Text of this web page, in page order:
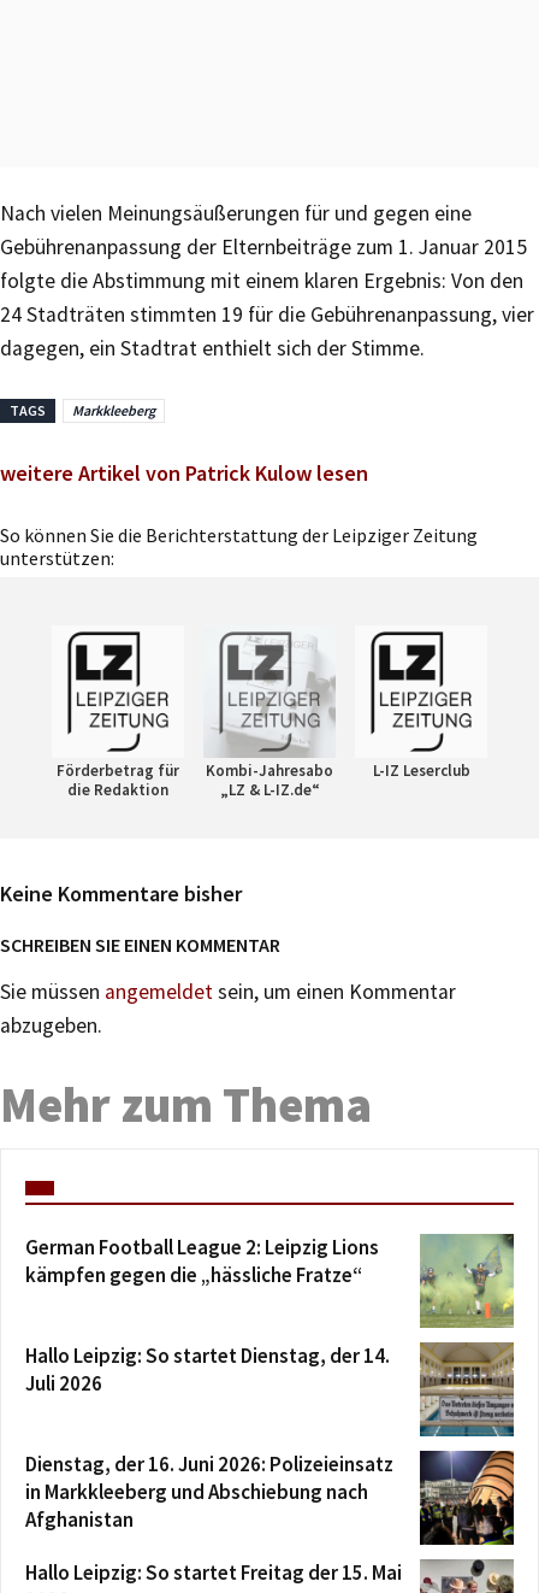
Nach vielen Meinungsäußerungen für und gegen eine
Gebührenanpassung der Elternbeiträge zum 1. Januar 2015
folgte die Abstimmung mit einem klaren Ergebnis: Von den
24 Stadträten stimmten 19 für die Gebührenanpassung, vier
dagegen, ein Stadtrat enthielt sich der Stimme.
TAGS Markkleeberg
weitere Artikel von Patrick Kulow lesen
So können Sie die Berichterstattung der Leipziger Zeitung
unterstützen:
Förderbetrag für
die Redaktion
Kombi-Jahresabo
„LZ & L-IZ.de“
L-IZ Leserclub
Keine Kommentare bisher
SCHREIBEN SIE EINEN KOMMENTAR
Sie müssen angemeldetsein, um einen Kommentar
abzugeben.
Mehr zum Thema
German Football League 2: Leipzig Lions
kämpfen gegen die „hässliche Fratze“
Hallo Leipzig: So startet Dienstag, der 14.
Juli 2026
Dienstag, der 16. Juni 2026: Polizeieinsatz
in Markkleeberg und Abschiebung nach
Afghanistan
Hallo Leipzig: So startet Freitag der 15. Mai